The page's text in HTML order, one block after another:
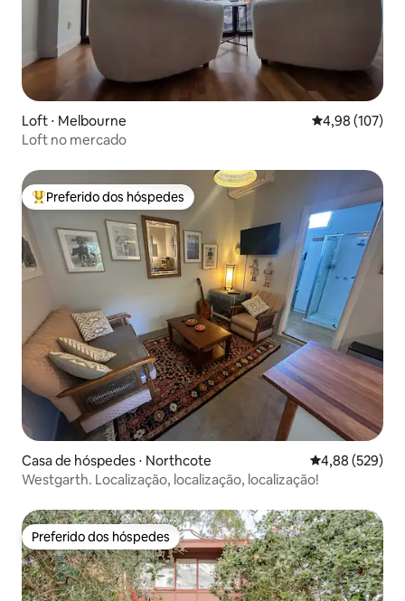
Loft ⋅ Melbourne 4,98 de uma
4,98 (107)
Loft no mercado
Entre os melhores preferidos dos hóspedes
Preferido dos hóspedes
Casa de hóspedes ⋅ Northcote 4,88 de uma
4,88 (529)
Westgarth. Localização, localização, localização!
Preferido dos hóspedes
Preferido dos hóspedes